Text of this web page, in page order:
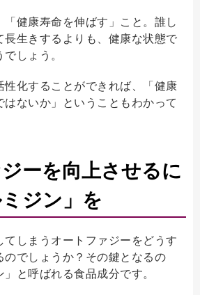
健康寿命を伸ばす」こと。誰し
長生きするよりも、健康な状態で
しょう。
性化することができれば、「健康
ないか」ということもわかって
ーを向上させるに
ジン」を
てしまうオートファジーをどうす
でしょうか？その鍵となるの
と呼ばれる食品成分です。